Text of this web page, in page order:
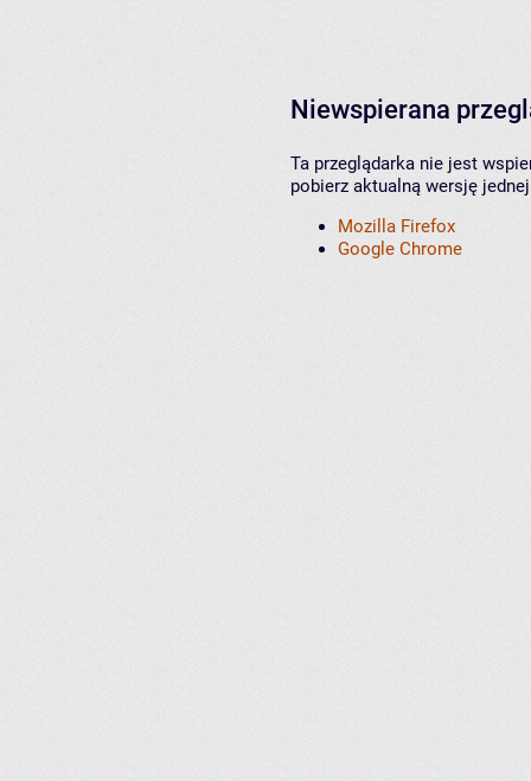
Niewspierana
Ta przeglądarka nie jest
pobierz aktualną wersję
Mozilla Firefox
Google Chrome